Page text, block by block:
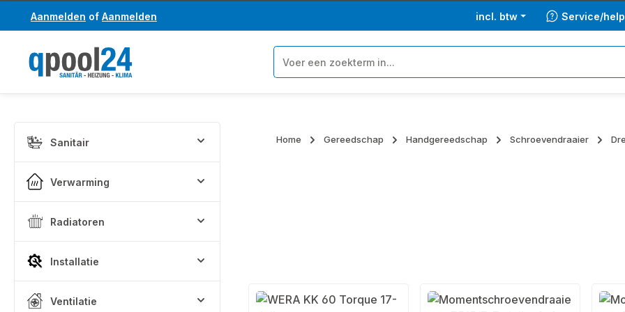
naar de hoofdinhoud
Ga naar de zoekopdracht
Aanmelden of Aanmelden incl. btw Service/help
Sanitair
Verwarming
Radiatoren
Installatie
Ventilatie
Home Gereedschap Handgereedschap Schroevendraaier